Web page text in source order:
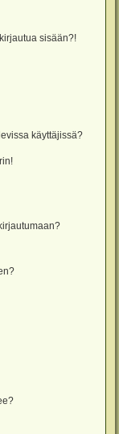
sisään?!
käyttäjissä?